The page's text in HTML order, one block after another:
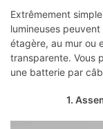
Extrêmement
lumineuses
étagère, au mur ou
transparente. Vous
une batterie par
1.